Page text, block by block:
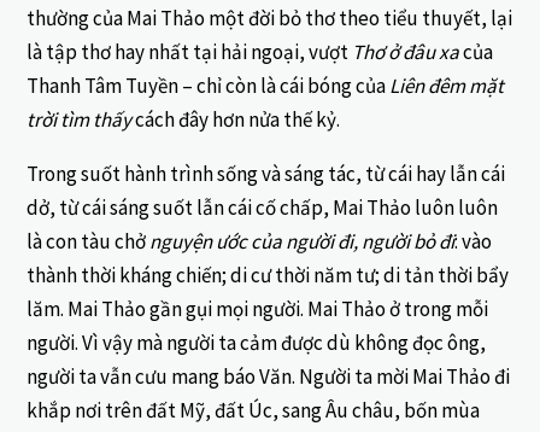
thường của Mai Thảo một đời bỏ thơ theo tiểu thuyết, lại
là tập thơ hay nhất tại hải ngoại, vượt Thơ ở đâu xacủa
Thanh Tâm Tuyền – chỉ còn là cái bóng củaLiên đêm mặt
trời tìm thấycách đây hơn nửa thế kỷ.
Trong suốt hành trình sống và sáng tác, từ cái hay lẫn cái
dở, từ cái sáng suốt lẫn cái cố chấp, Mai Thảo luôn luôn
là con tàu chởnguyện ước của người đi, người bỏ đi: vào
thành thời kháng chiến; di cư thời năm tư; di tản thời bẩy
lăm. Mai Thảo gần gụi mọi người. Mai Thảo ở trong mỗi
người. Vì vậy mà người ta cảm được dù không đọc ông,
người ta vẫn cưu mang báo Văn. Người ta mời Mai Thảo đi
khắp nơi trên đất Mỹ, đất Úc, sang Âu châu, bốn mùa